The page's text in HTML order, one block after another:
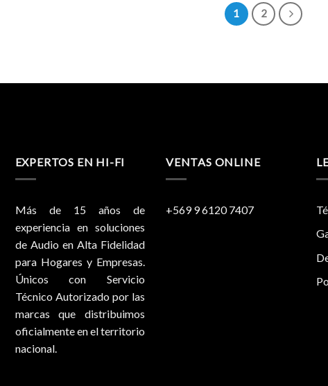
1 2
EXPERTOS EN HI-FI
Más de 15 años de
experiencia en soluciones
de Audio en Alta Fidelidad
para Hogares y Empresas.
Únicos con Servicio
Técnico Autorizado por las
marcas que distribuimos
oficialmente en el territorio
nacional.
VENTAS ONLINE
+569 9 6120 7407